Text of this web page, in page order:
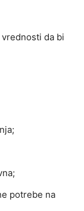
da bi
potrebe na